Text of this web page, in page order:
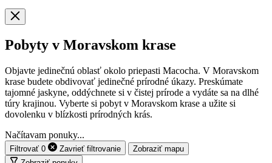
Pobyty v Moravskom krase
Objavte jedinečnú oblasť okolo priepasti Macocha. V Moravskom
krase budete obdivovať jedinečné prírodné úkazy. Preskúmate
tajomné jaskyne, oddýchnete si v čistej prírode a vydáte sa na dlhé
túry krajinou. Vyberte si pobyt v Moravskom krase a užite si
dovolenku v blízkosti prírodných krás.
Načítavam ponuky...
Filtrovať 0 Zavrieť filtrovanie
Zobraziť mapu